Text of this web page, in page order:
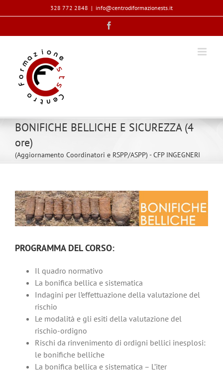
al
328 772 2848 | info@centrodiformazionests.it
BONIFICHE BELLICHE E SICUREZZA (4
ore)
(Aggiornamento Coordinatori e RSPP/ASPP) - CFP INGEGNERI
Ingrandisci
immagine
PROGRAMMA DEL CORSO:
Il quadro normativo
La bonifica bellica e sistematica
Indagini per l’effettuazione della valutazione del
rischio
Le modalità e gli esiti della valutazione del
rischio-ordigno
Rischi da rinvenimento di ordigni bellici inesplosi:
le bonifiche belliche
La bonifica bellica e sistematica – L’iter